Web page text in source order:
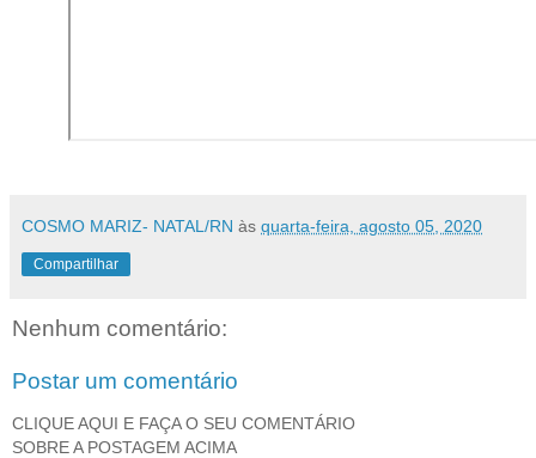
COSMO MARIZ- NATAL/RN às quarta-feira, agosto 05, 2020
Compartilhar
Nenhum comentário:
Postar um comentário
CLIQUE AQUI E FAÇA O SEU COMENTÁRIO
SOBRE A POSTAGEM ACIMA